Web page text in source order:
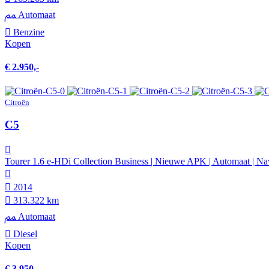
Automaat
Benzine
Kopen
€ 2.950,-
Citroën
C5
Tourer 1.6 e-HDi Collection Business | Nieuwe APK | Automaat |
2014
313.322 km
Automaat
Diesel
Kopen